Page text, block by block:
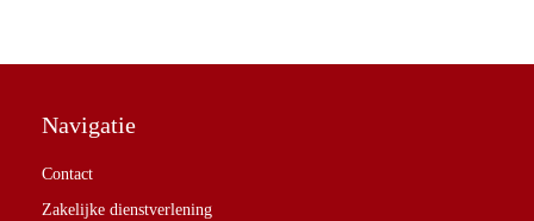
Navigatie
Contact
Zakelijke dienstverlening